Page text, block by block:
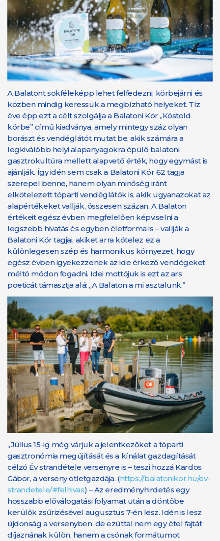
A Balatont sokféleképp lehet felfedezni, körbejárni és
közben mindig keressük a megbízható helyeket. Tíz
éve épp ezt a célt szolgálja a Balatoni Kör „Kóstold
körbe” című kiadványa, amely mintegy száz olyan
borászt és vendéglátót mutat be, akik számára a
legkiválóbb helyi alapanyagokra épülő balatoni
gasztrokultúra mellett alapvető érték, hogy egymást is
ajánlják. Így idén sem csak a Balatoni Kör 62 tagja
szerepel benne, hanem olyan minőség iránt
elkötelezett tóparti vendéglátók is, akik ugyanazokat az
alapértékeket vallják, összesen százan. A Balaton
értékeit egész évben megfelelően képviselni a
legszebb hivatás és egyben életforma is – vallják a
Balatoni Kör tagjai, akiket arra kötelez ez a
különlegesen szép és harmonikus környezet, hogy
egész évben igyekezzenek az ide érkező vendégeket
méltó módon fogadni. Idei mottójuk is ezt az ars
poeticát támasztja alá: „A Balaton a mi asztalunk.”
„Július 15-ig még várjuk a jelentkezőket a tóparti
gasztronómia megújítását és a kínálat gazdagítását
célzó Év strandétele versenyre is – teszi hozzá Kardos
Gábor, a verseny ötletgazdája. (https://balatonikor.hu/ev-
strandetele/#felhivas) – Az eredményhirdetés egy
hosszabb előválogatási folyamat után a döntőbe
kerülők zsűrizésével augusztus 7-én lesz. Idén is lesz
újdonság a versenyben, de ezúttal nem egy étel fajtát
díjaznának külön, hanem a csónak formátumot